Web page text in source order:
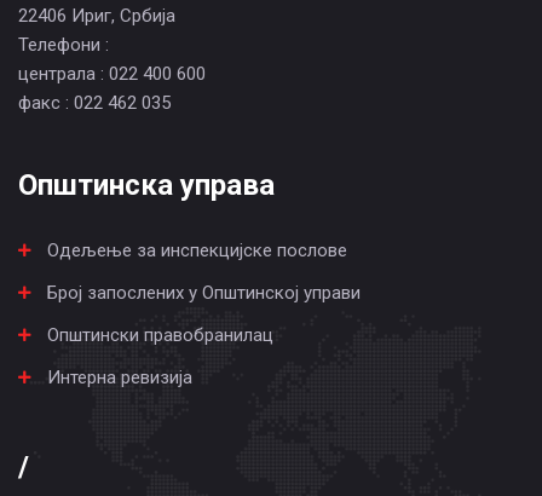
22406 Ириг, Србија
Телефони :
централа : 022 400 600
факс : 022 462 035
Општинска управа
Одељење за инспекцијске послове
Број запослених у Општинској управи
Општински правобранилац
Интерна ревизија
/